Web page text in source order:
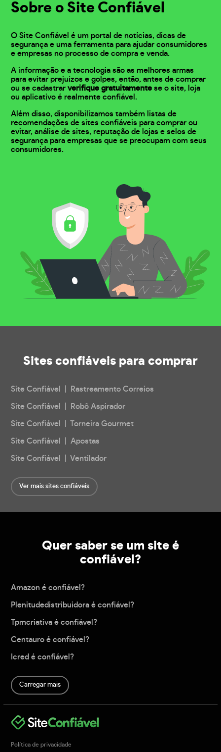
Sobre o Site Confiável
O Site Confiável é um portal de notícias, dicas de
segurança e uma ferramenta para ajudar consumidores
e empresas no processo de compra e venda.
A informação e a tecnologia são as melhores armas
para evitar prejuízos e golpes, então, antes de comprar
ou se cadastrarverifique gratuitamente se o site, loja
ou aplicativo é realmente confiável.
Além disso, disponibilizamos também listas de
recomendações de sites confiáveis para comprar ou
evitar, análise de sites, reputação de lojas e selos de
segurança para empresas que se preocupam com seus
consumidores.
Sites confiáveis para comprar
Site Confiável | Rastreamento Correios
Site Confiável | Robô Aspirador
Site Confiável | Torneira Gourmet
Site Confiável | Apostas
Site Confiável | Ventilador
Ver mais sites confiáveis
Quer saber se um site é
confiável?
Amazon é confiável?
Plenitudedistribuidora é confiável?
Tpmcriativa é confiável?
Centauro é confiável?
Icred é confiável?
Carregar mais
Política de privacidade